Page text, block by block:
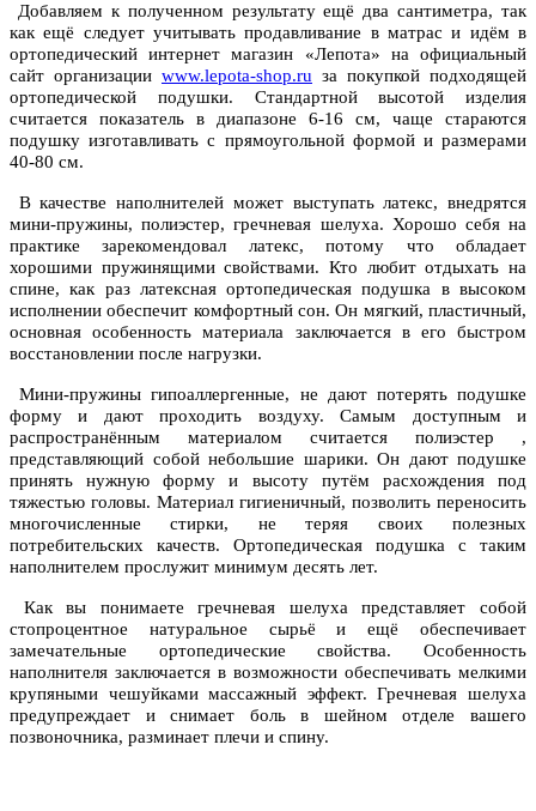
Добавляем к полученном результату ещё два сантиметра, так
как ещё следует учитывать продавливание в матрас и идём в
ортопедический интернет магазин «Лепота» на официальный
сайт организации www.lepota-shop.ru за покупкой подходящей
ортопедической подушки. Стандартной высотой изделия
считается показатель в диапазоне 6-16 см, чаще стараются
подушку изготавливать с прямоугольной формой и размерами
40-80 см.
В качестве наполнителей может выступать латекс, внедрятся
мини-пружины, полиэстер, гречневая шелуха. Хорошо себя на
практике зарекомендовал латекс, потому что обладает
хорошими пружинящими свойствами. Кто любит отдыхать на
спине, как раз латексная ортопедическая подушка в высоком
исполнении обеспечит комфортный сон. Он мягкий, пластичный,
основная особенность материала заключается в его быстром
восстановлении после нагрузки.
Мини-пружины гипоаллергенные, не дают потерять подушке
форму и дают проходить воздуху. Самым доступным и
распространённым материалом считается полиэстер ,
представляющий собой небольшие шарики. Он дают подушке
принять нужную форму и высоту путём расхождения под
тяжестью головы. Материал гигиеничный, позволить переносить
многочисленные стирки, не теряя своих полезных
потребительских качеств. Ортопедическая подушка с таким
наполнителем прослужит минимум десять лет.
Как вы понимаете гречневая шелуха представляет собой
стопроцентное натуральное сырьё и ещё обеспечивает
замечательные ортопедические свойства. Особенность
наполнителя заключается в возможности обеспечивать мелкими
крупяными чешуйками массажный эффект. Гречневая шелуха
предупреждает и снимает боль в шейном отделе вашего
позвоночника, разминает плечи и спину.